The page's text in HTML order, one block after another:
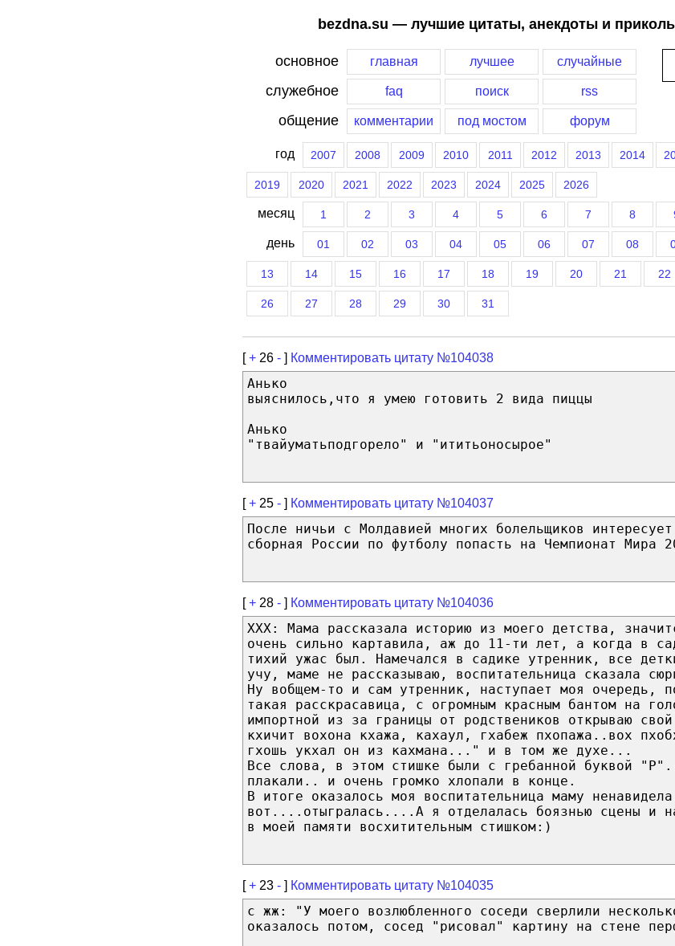
bezdna.su — лучшие цитаты, анекдоты и
основное главная лучшее случайные
служебное faq поиск rss
общение комментарии под мостом форум
год 2007 2008 2009 2010 2011 2012 2013 2014
2019 2020 2021 2022 2023 2024 2025 2026
месяц 1 2 3 4 5 6 7 8
день 01 02 03 04 05 06 07 08
13 14 15 16 17 18 19 20 21 22
26 27 28 29 30 31
[+ 26 - ] Комментировать цитату №104038
Анько
выяснилось,что я умею готовить 2 вида пиццы
Анько
"твайуматьподгорело" и "ититьоносырое"
[+ 25 - ] Комментировать цитату №104037
После ничьи с Молдавией многих болельщиков
сборная России по футболу попасть на Чемпионат Мира
[+ 28 - ] Комментировать цитату №104036
XXX: Мама рассказала историю из моего детства,
очень сильно картавила, аж до 11-ти лет, а когда в
тихий ужас был. Намечался в садике утренник, все
учу, маме не рассказываю, воспитательница сказала
Ну вобщем-то и сам утренник, наступает моя очередь,
такая расскрасавица, с огромным красным бантом на
импортной из за границы от родствеников открываю
кхичит вохона кхажа, кахаул, гхабеж пхопажа..вох
гхошь укхал он из кахмана..." и в том же духе...
Все слова, в этом стишке были с гребанной буквой
плакали.. и очень громко хлопали в конце.
В итоге оказалось моя воспитательница маму
вот....отыгралась....А я отделалась боязнью сцены и
в моей памяти восхитительным стишком:)
[+ 23 - ] Комментировать цитату №104035
с жж: "У моего возлюбленного соседи сверлили
оказалось потом, сосед "рисовал" картину на стене